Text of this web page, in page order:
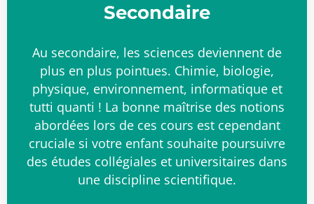
Secondaire
Au secondaire, les sciences deviennent de
plus en plus pointues. Chimie, biologie,
physique, environnement, informatique et
tutti quanti ! La bonne maîtrise des notions
abordées lors de ces cours est cependant
cruciale si votre enfant souhaite poursuivre
des études collégiales et universitaires dans
une discipline scientifique.